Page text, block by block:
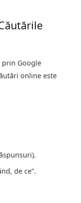
prin Google
online este
de ce”.